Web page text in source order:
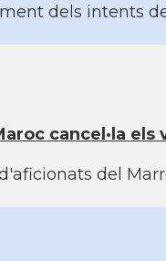
dels intents
cancel·la
del